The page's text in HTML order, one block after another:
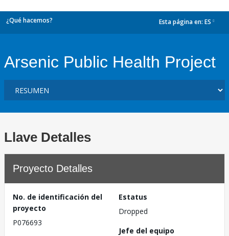
¿Qué hacemos? Esta página en: ES
Arsenic Public Health Project
Llave Detalles
Proyecto Detalles
No. de identificación del
proyecto
P076693
Estatus
Dropped
Jefe del equipo